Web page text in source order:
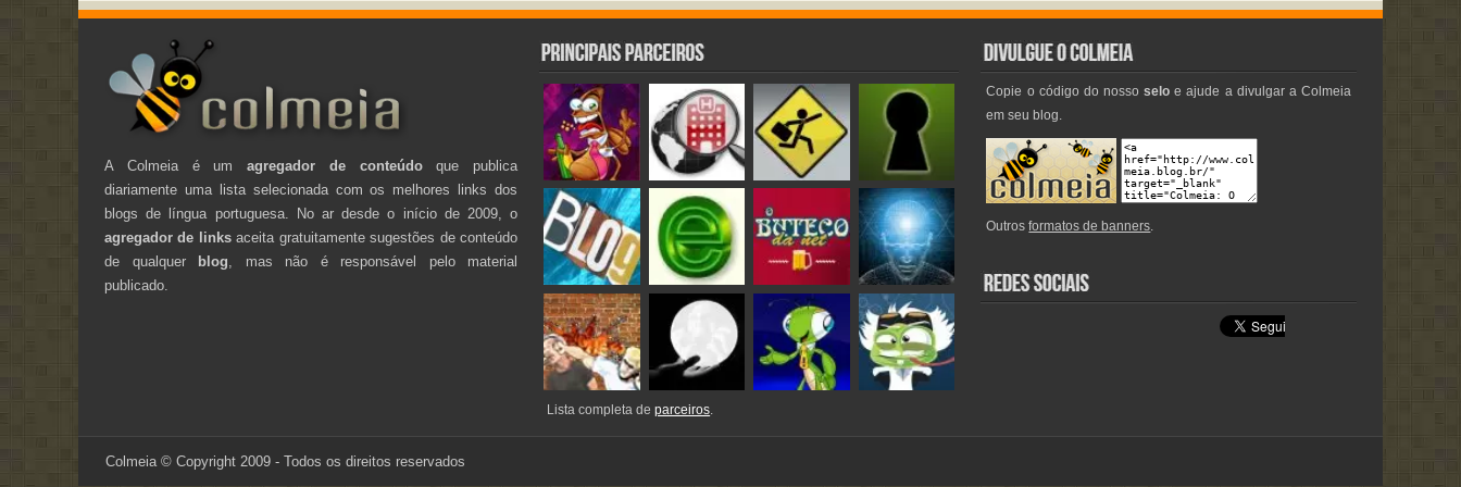
A Colmeia é umagregador de conteúdoque publica
diariamente uma lista selecionada com os melhores links dos
blogs de língua portuguesa. No ar desde o início de 2009, o
agregador de linksaceita gratuitamente sugestões de conteúdo
de qualquer
blog , mas não é responsável pelo material
publicado.
Lista completa deparceiros
Copie o código do nossoselo e ajude a divulgar a Colmeia
em seu blog.
Outrosformatos de banners.
Colmeia © Copyright 2009 - Todos os direitos reservados